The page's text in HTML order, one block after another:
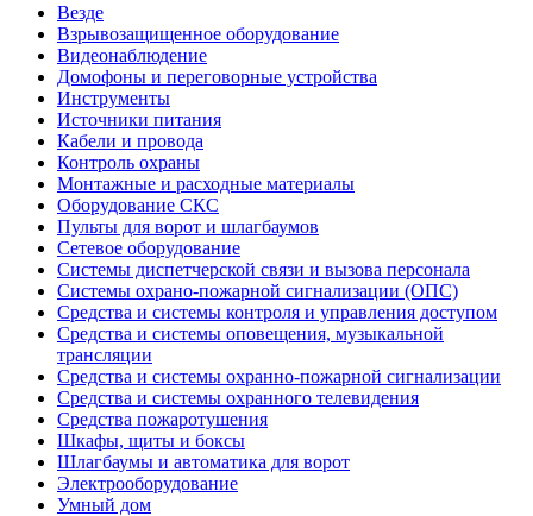
Везде
Взрывозащищенное оборудование
Видеонаблюдение
Домофоны и переговорные устройства
Инструменты
Источники питания
Кабели и провода
Контроль охраны
Монтажные и расходные материалы
Оборудование СКС
Пульты для ворот и шлагбаумов
Сетевое оборудование
Системы диспетчерской связи и вызова персонала
Системы охрано-пожарной сигнализации (ОПС)
Средства и системы контроля и управления доступом
Средства и системы оповещения, музыкальной
трансляции
Средства и системы охранно-пожарной сигнализации
Средства и системы охранного телевидения
Средства пожаротушения
Шкафы, щиты и боксы
Шлагбаумы и автоматика для ворот
Электрооборудование
Умный дом